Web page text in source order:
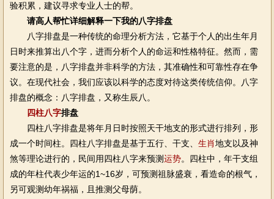
验积累，建议寻求专业人士的帮。
请高人帮忙详细解释一下我的八字排盘
八字排盘是一种传统的命理分析方法，它基于个人的出生年月
日时来推算出八个字，进而分析个人的命运和性格特征。然而，需
要注意的是，八字排盘并非科学的方法，其准确性和可靠性存在争
议。在现代社会，我们应该以科学的态度对待这类传统信仰。八字
排盘的概念：八字排盘，又称生辰八。
四柱八字排盘
四柱八字排盘是将年月日时按照天干地支的形式进行排列，形
成一个时间柱。四柱八字排盘是基于五行、干支、 生肖地支以及神
煞等理论进行的，民间用四柱八字来预测运势。四柱中，年干支组
成的年柱代表少年运的1~16岁，可预测祖脉盛衰，看造命的根气，
另可观测幼年祸福，且推测父母荫。